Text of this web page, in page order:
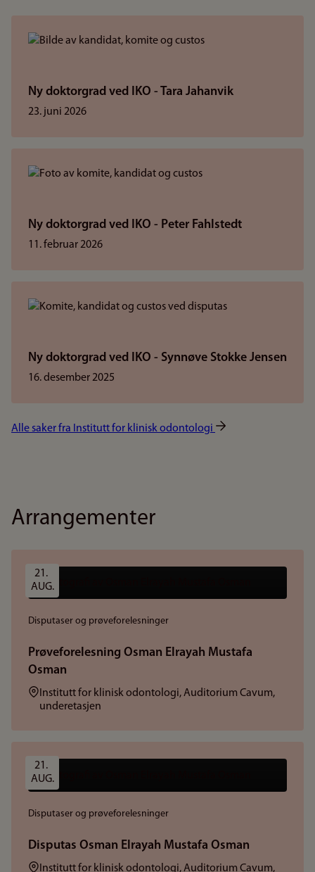
Ny doktorgrad ved IKO - Tara Jahanvik
23. juni 2026
Ny doktorgrad ved IKO - Peter Fahlstedt
11. februar 2026
Ny doktorgrad ved IKO - Synnøve Stokke Jensen
16. desember 2025
Alle saker fra Institutt for klinisk odontologi
Arrangementer
21.
AUG.
Disputaser og prøveforelesninger
Prøveforelesning Osman Elrayah Mustafa
Osman
Sted:Institutt for klinisk odontologi, Auditorium Cavum,
underetasjen
21.
AUG.
Disputaser og prøveforelesninger
Disputas Osman Elrayah Mustafa Osman
Sted:Institutt for klinisk odontologi, Auditorium Cavum,